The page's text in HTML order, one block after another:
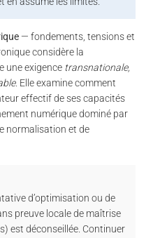
— fondements, tensions et
considère la
une exigence transnationale,
. Elle examine comment
effectif de ses capacités
numérique dominé par
normalisation et de
d’optimisation ou de
preuve locale de maîtrise
est déconseillée. Continuer